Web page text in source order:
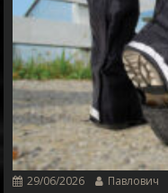
29/06/2026 Павлович